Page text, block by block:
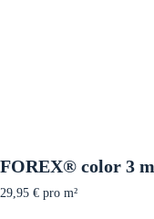
FOREX® color 3
29,95 € pro m²